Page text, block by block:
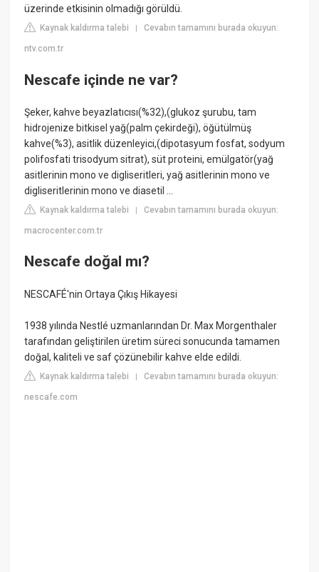
üzerinde etkisinin olmadığı görüldü.
Kaynak kaldırma talebi |Cevabın tamamını burada okuyun:
ntv.com.tr
Nescafe içinde ne var?
Şeker, kahve beyazlatıcısı(%32),(glukoz şurubu, tam
hidrojenize bitkisel yağ(palm çekirdeği), öğütülmüş
kahve(%3), asitlik düzenleyici,(dipotasyum fosfat, sodyum
polifosfati trisodyum sitrat), süt proteini, emülgatör(yağ
asitlerinin mono ve digliseritleri, yağ asitlerinin mono ve
digliseritlerinin mono ve diasetil ...
Kaynak kaldırma talebi |Cevabın tamamını burada okuyun:
macrocenter.com.tr
Nescafe doğal mı?
NESCAFÉ'nin Ortaya Çıkış Hikayesi
1938 yılında Nestlé uzmanlarından Dr. Max Morgenthaler
tarafından geliştirilen üretim süreci sonucunda tamamen
doğal, kaliteli ve saf çözünebilir kahve elde edildi.
Kaynak kaldırma talebi |Cevabın tamamını burada okuyun:
nescafe.com